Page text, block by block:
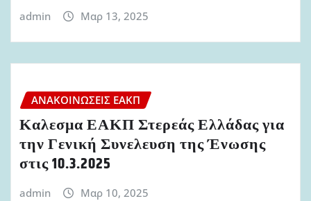
admin Μαρ 13, 2025
ΑΝΑΚΟΙΝΏΣΕΙΣ ΕΑΚΠ
Καλεσμα ΕΑΚΠ Στερεάς Ελλάδας για
την Γενική Συνελευση της Ένωσης
στις 10.3.2025
admin Μαρ 10, 2025